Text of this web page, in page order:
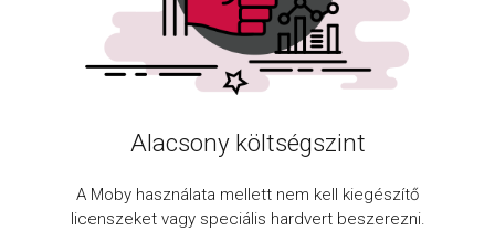
Alacsony költségszint
A Moby használata mellett nem kell kiegészítő
licenszeket vagy speciális hardvert beszerezni.